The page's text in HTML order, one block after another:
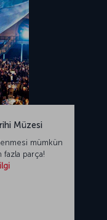
Müzesi
mümkün
fazla parça!